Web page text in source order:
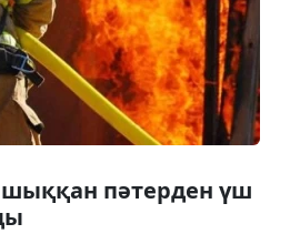
шыққан пәтерден үш